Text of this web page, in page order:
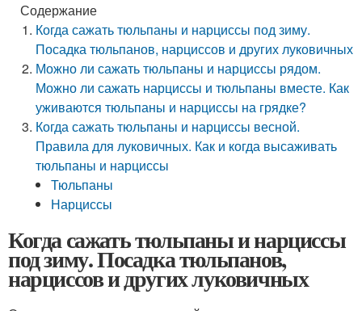
Содержание
Когда сажать тюльпаны и нарциссы под зиму.
Посадка тюльпанов, нарциссов и других луковичных
Можно ли сажать тюльпаны и нарциссы рядом.
Можно ли сажать нарциссы и тюльпаны вместе. Как
уживаются тюльпаны и нарциссы на грядке?
Когда сажать тюльпаны и нарциссы весной.
Правила для луковичных. Как и когда высаживать
тюльпаны и нарциссы
Тюльпаны
Нарциссы
Когда сажать тюльпаны и нарциссы
под зиму. Посадка тюльпанов,
нарциссов и других луковичных